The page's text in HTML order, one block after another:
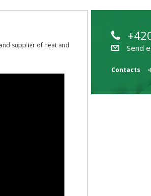
supplier of heat and
Send
Contacts